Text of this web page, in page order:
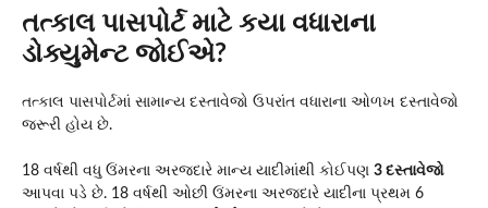
તત્કાલ પાસપોર્ટ માટે કયા વધારાના
ડોક્યુમેન્ટ જોઈએ?
તત્કાલ પાસપોર્ટમાં સામાન્ય દસ્તાવેજો ઉપરાંત વધારાના ઓળખ દસ્તાવેજો
જરૂરી હોય છે.
18 વર્ષથી વધુ ઉંમરના અરજદારે માન્ય યાદીમાંથી કોઈપણ 3 દસ્તાવેજો
આપવા પડે છે. 18 વર્ષથી ઓછી ઉંમરના અરજદારે યાદીના પ્રથમ 6